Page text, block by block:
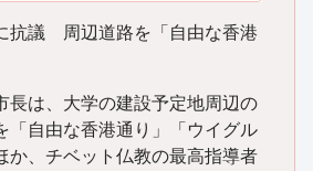
抗議 周辺道路を「自由な香港
長は、大学の建設予定地周辺の
「自由な香港通り」「ウイグル
か、チベット仏教の最高指導者